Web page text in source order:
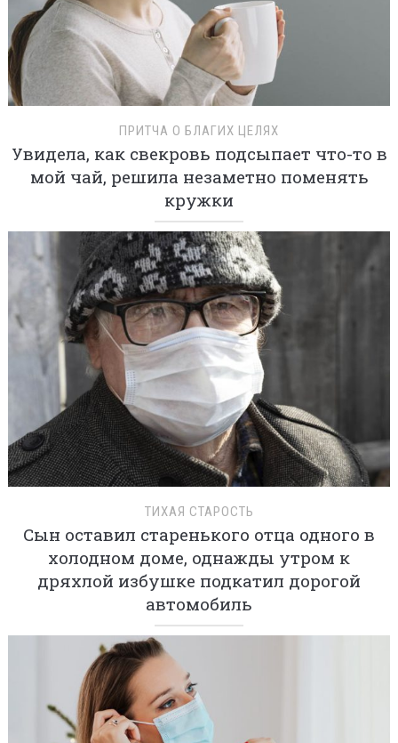
ПРИТЧА О БЛАГИХ ЦЕЛЯХ
Увидела, как свекровь подсыпает что-то в
мой чай, решила незаметно поменять
кружки
ТИХАЯ СТАРОСТЬ
Сын оставил старенького отца одного в
холодном доме, однажды утром к
дряхлой избушке подкатил дорогой
автомобиль